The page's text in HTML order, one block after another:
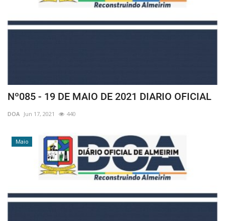
Nº085 - 19 DE MAIO DE 2021 DIARIO OFICIAL
DOA Jun 17, 2021 440
Maio